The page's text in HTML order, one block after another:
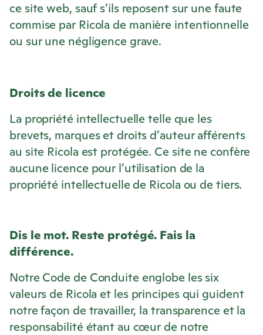
ce site web, sauf s’ils reposent sur une faute
commise par Ricola de manière intentionnelle
ou sur une négligence grave.
Droits de licence
La propriété intellectuelle telle que les
brevets, marques et droits d’auteur afférents
au site Ricola est protégée. Ce site ne confère
aucune licence pour l’utilisation de la
propriété intellectuelle de Ricola ou de tiers.
Dis le mot. Reste protégé. Fais la
différence.
Notre Code de Conduite englobe les six
valeurs de Ricola et les principes qui guident
notre façon de travailler, la transparence et la
responsabilité étant au cœur de notre